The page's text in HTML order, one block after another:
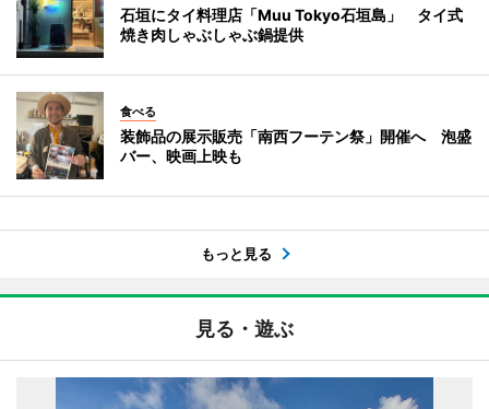
石垣にタイ料理店「Muu Tokyo石垣島」 タイ式
焼き肉しゃぶしゃぶ鍋提供
食べる
装飾品の展示販売「南西フーテン祭」開催へ 泡盛
バー、映画上映も
もっと見る
見る・遊ぶ